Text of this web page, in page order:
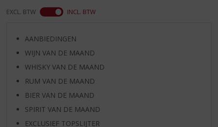
EXCL. BTW INCL. BTW
AANBIEDINGEN
WIJN VAN DE MAAND
WHISKY VAN DE MAAND
RUM VAN DE MAAND
BIER VAN DE MAAND
SPIRIT VAN DE MAAND
EXCLUSIEF TOPSLIJTER